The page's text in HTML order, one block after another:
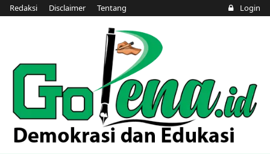
Redaksi Disclaimer Tentang Login